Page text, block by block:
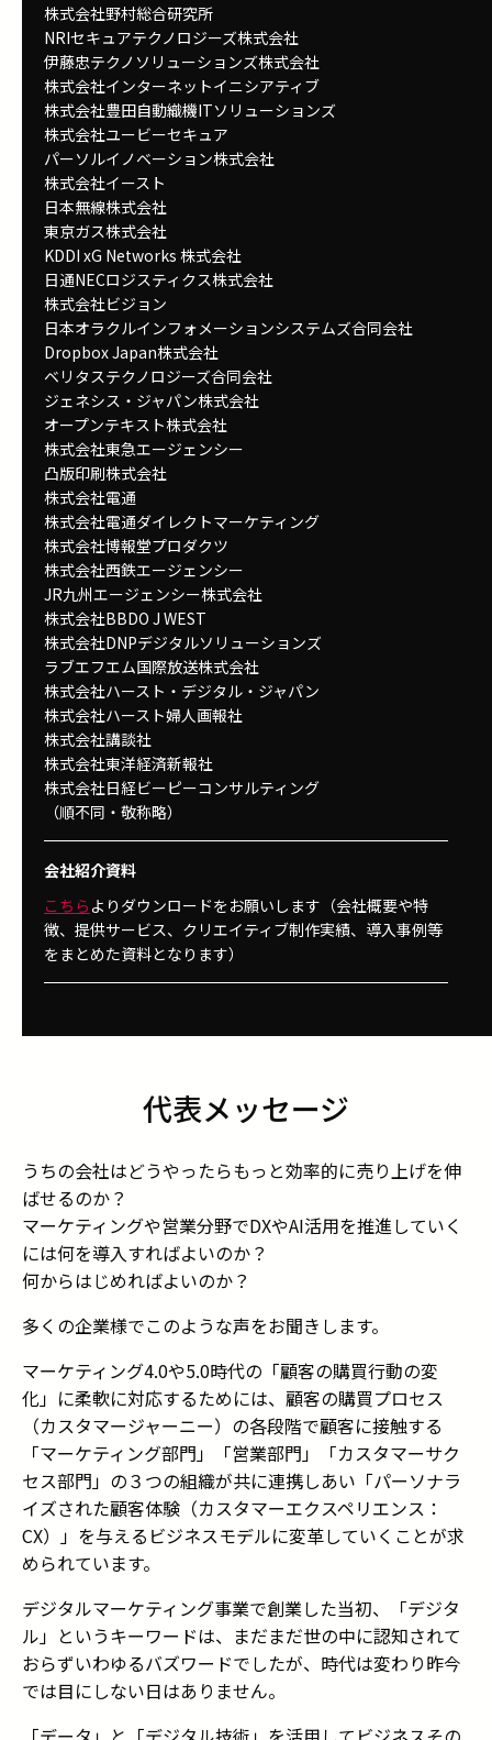
株式会社野村総合研究所
NRIセキュアテクノロジーズ株式会社
伊藤忠テクノソリューションズ株式会社
株式会社インターネットイニシアティブ
株式会社豊田自動織機ITソリューションズ
株式会社ユービーセキュア
パーソルイノベーション株式会社
株式会社イースト
日本無線株式会社
東京ガス株式会社
KDDI xG Networks 株式会社
日通NECロジスティクス株式会社
株式会社ビジョン
日本オラクルインフォメーションシステムズ合同会社
Dropbox Japan株式会社
ベリタステクノロジーズ合同会社
ジェネシス・ジャパン株式会社
オープンテキスト株式会社
株式会社東急エージェンシー
凸版印刷株式会社
株式会社電通
株式会社電通ダイレクトマーケティング
株式会社博報堂プロダクツ
株式会社西鉄エージェンシー
JR九州エージェンシー株式会社
株式会社BBDO J WEST
株式会社DNPデジタルソリューションズ
ラブエフエム国際放送株式会社
株式会社ハースト・デジタル・ジャパン
株式会社ハースト婦人画報社
株式会社講談社
株式会社東洋経済新報社
株式会社日経ビーピーコンサルティング
（順不同・敬称略）
会社紹介資料
こちら よりダウンロードをお願いします（会社概要や特
徴、提供サービス、クリエイティブ制作実績、導入事例等
をまとめた資料となります）
代表メッセージ
うちの会社はどうやったらもっと効率的に売り上げを伸
ばせるのか？
マーケティングや営業分野でDXやAI活用を推進していく
には何を導入すればよいのか？
何からはじめればよいのか？
多くの企業様でこのような声をお聞きします。
マーケティング4.0や5.0時代の「顧客の購買行動の変
化」に柔軟に対応するためには、顧客の購買プロセス
（カスタマージャーニー）の各段階で顧客に接触する
「マーケティング部門」「営業部門」「カスタマーサク
セス部門」の３つの組織が共に連携しあい「パーソナラ
イズされた顧客体験（カスタマーエクスペリエンス：
CX）」を与えるビジネスモデルに変革していくことが求
められています。
デジタルマーケティング事業で創業した当初、「デジタ
ル」というキーワードは、まだまだ世の中に認知されて
おらずいわゆるバズワードでしたが、時代は変わり昨今
では目にしない日はありません。